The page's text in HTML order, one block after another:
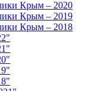
Крым – 2020
Крым – 2019
Крым – 2018